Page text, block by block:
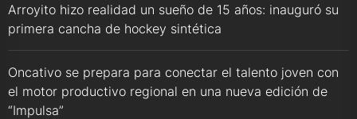
Arroyito hizo realidad un sueño de 15 años: inauguró su
primera cancha de hockey sintética
Oncativo se prepara para conectar el talento joven con
el motor productivo regional en una nueva edición de
“Impulsa”